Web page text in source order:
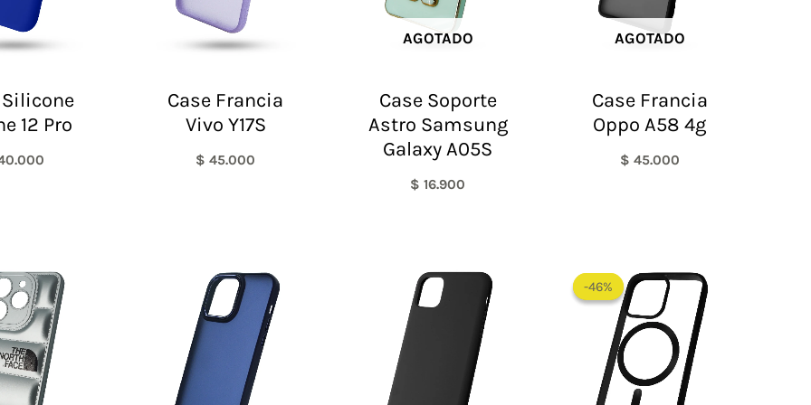
Silicone
12 Pro
Case Francia
Vivo Y17S
$ 45.000
AGOTADO
Case Soporte
Astro Samsung
Galaxy A05S
$ 16.900
AGOTADO
Case Francia
Oppo A58 4g
$ 45.000
precio
original
era:
$ 60.000.
-46%
-46%
precio
original
era:
$ 65.000.